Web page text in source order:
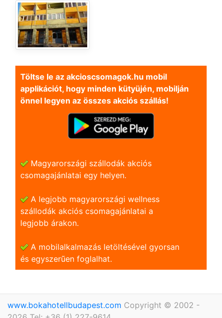
Töltse le az akcioscsomagok.hu mobil
applikációt, hogy minden kütyüjén, mobilján
önnel legyen az összes akciós szállás!
Magyarországi szállodák akciós
csomagajánlatai egy helyen.
A legjobb magyarországi wellness
szállodák akciós csomagajánlatai a
legjobb árakon.
A mobilalkalmazás letöltésével gyorsan
és egyszerũen foglalhat.
www.bokahotellbudapest.com Copyright © 2002 -